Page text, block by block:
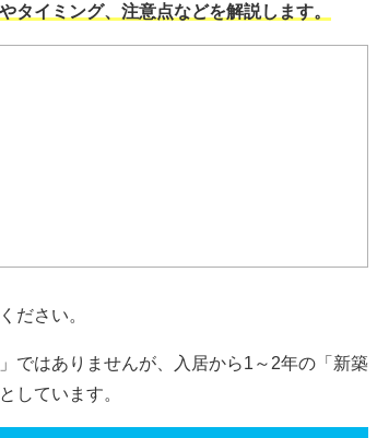
タイミング、注意点などを解説します。
ださい。
ではありませんが、入居から1～2年の「新築
しています。